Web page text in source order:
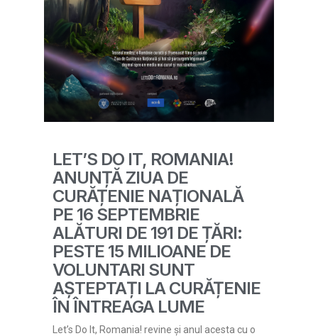
LET’S DO IT, ROMANIA!
ANUNȚĂ ZIUA DE
CURĂȚENIE NAȚIONALĂ
PE 16 SEPTEMBRIE
ALĂTURI DE 191 DE ȚĂRI:
PESTE 15 MILIOANE DE
VOLUNTARI SUNT
AȘTEPTAȚI LA CURĂȚENIE
ÎN ÎNTREAGA LUME
Let’s Do It, Romania! revine și anul acesta cu o